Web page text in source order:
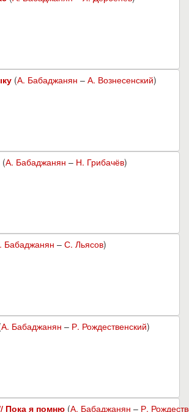
(А. Бабаджанян – А. Вознесенский)
(А. Бабаджанян – Н. Грибачёв)
Бабаджанян – С. Льясов)
А. Бабаджанян – Р. Рождественский)
Пока я помню (А. Бабаджанян – Р.